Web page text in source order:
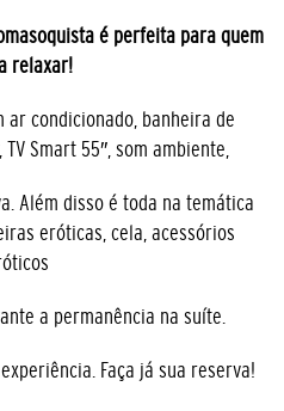
é perfeita para quem
relaxar!
ar condicionado, banheira de
Smart 55″, som ambiente,
Além disso é toda na temática
eróticas, cela, acessórios
a permanência na suíte.
Faça já sua reserva!